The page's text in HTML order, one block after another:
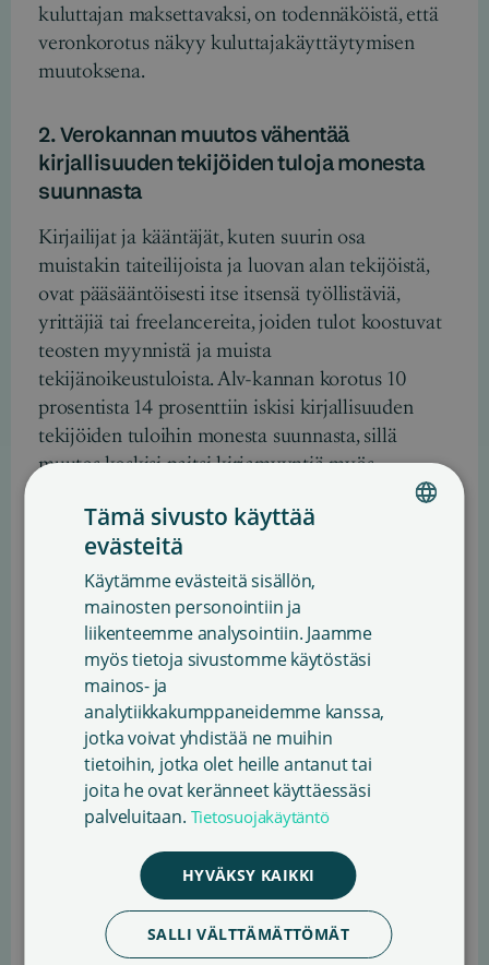
kuluttajan maksettavaksi, on todennäköistä, että
veronkorotus näkyy kuluttajakäyttäytymisen
muutoksena.
2. Verokannan muutos vähentää
kirjallisuuden tekijöiden tuloja monesta
suunnasta
Kirjailijat ja kääntäjät, kuten suurin osa
muistakin taiteilijoista ja luovan alan tekijöistä,
ovat pääsääntöisesti itse itsensä työllistäviä,
yrittäjiä tai freelancereita, joiden tulot koostuvat
teosten myynnistä ja muista
tekijänoikeustuloista. Alv-kannan korotus 10
prosentista 14 prosenttiin iskisi kirjallisuuden
tekijöiden tuloihin monesta suunnasta, sillä
muutos koskisi paitsi kirjamyyntiä myös
lainauskorvausta ja tekijänoikeusjärjestöjen
kirjallisuuden käytöstä tekijöille keräämiä tuloja.
1) Kirjamyyntiä koskeva verotus:Luonnoksessa
esitetään, että 85 §:n kohdan 7 mukaisesti
fyysisellä alustalla oleviin tai sähköisesti
luovutettaviin kirjoihin sovellettaisiin jatkossa 10
prosentin alennetun verokannan sijaan 14
prosentin alennettua verokantaa. Sanasto
vastustaa esitystä.
Kirjamyyntiin kohdistuva arvonlisäveron korotus
uhkaa etenkin painetun kirjan myyntiä ja
kivijalkakauppojen toimintaa ja siten myös
laajemmin painetun kirjallisuuden saatavuutta.
HE-luonnoksen mukaan odotettavissa on, että
kotitaloudet sopeuttavat ja vähentävät
SWEDISH
Tämä sivusto käyttää
evästeitä
Käytämme evästeitä sisällön,
mainosten personointiin ja
liikenteemme analysointiin. Jaamme
myös tietoja sivustomme käytöstäsi
mainos- ja
analytiikkakumppaneidemme kanssa,
jotka voivat yhdistää ne muihin
tietoihin, jotka olet heille antanut tai
joita he ovat keränneet käyttäessäsi
palveluitaan. Tietosuojakäytäntö
HYVÄKSY KAIKKI
SALLI VÄLTTÄMÄTTÖMÄT